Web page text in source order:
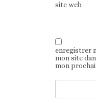
site web
enregistrer
mon site
mon